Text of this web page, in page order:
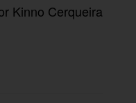
Kinno Cerqueira